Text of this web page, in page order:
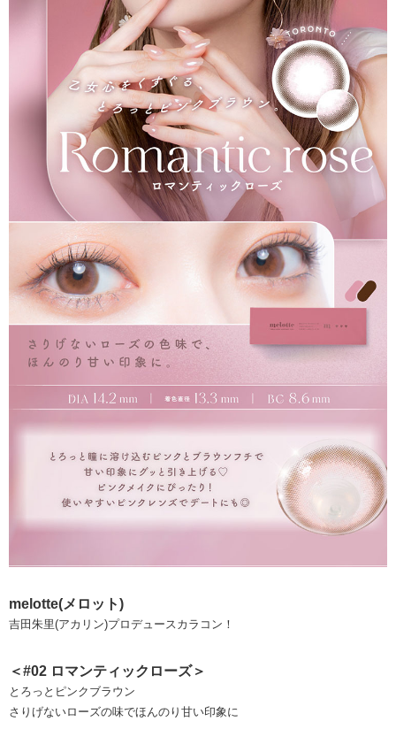
melotte(メロット)
吉田朱里(アカリン)プロデュースカラコン！
＜#02 ロマンティックローズ＞
とろっとピンクブラウン
さりげないローズの味でほんのり甘い印象に